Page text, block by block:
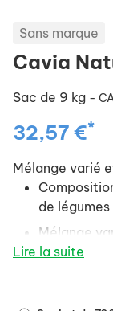
Sans marque
Cavia
Sac de 9 kg -
32,57 €*
Mélange varié
de
Mélange
différentes
Lire la suite